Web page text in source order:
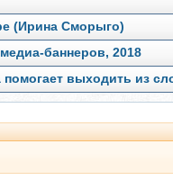
(Ирина Сморыго)
баннеров, 2018
выходить из